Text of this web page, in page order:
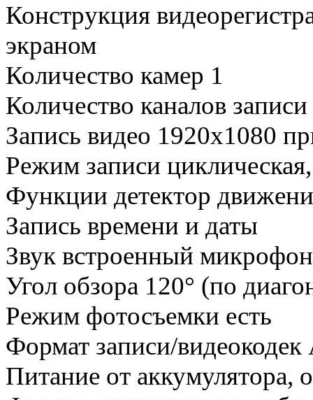
Конструкция
экраном
Количество камер 1
Количество каналов
Запись видео 1920x1080
Режим записи
Функции детектор
Запись времени и даты
Звук встроенный
Угол обзора 120° (по
Режим фотосъемки есть
Формат записи/
Питание от аккумулятора,